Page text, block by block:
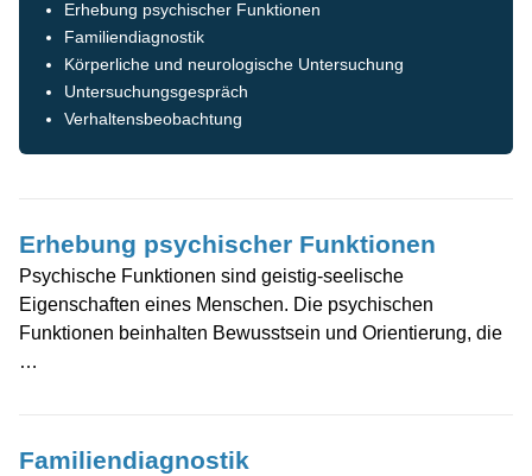
Erhebung psychischer Funktionen
Familiendiagnostik
Körperliche und neurologische Untersuchung
Untersuchungsgespräch
Verhaltensbeobachtung
Erhebung psychischer Funktionen
Psychische Funktionen sind geistig-seelische
Eigenschaften eines Menschen. Die psychischen
Funktionen beinhalten Bewusstsein und Orientierung, die
…
Familiendiagnostik